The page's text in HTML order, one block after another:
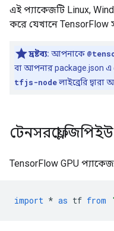
এই প্যাকেজটি Linux,
করে যেখানে TensorFlow
দ্রষ্টব্য: আপনাকে
বা আপনার package.json এ
tfjs-nodeলাইব্রেরি
টেনসরফ্লো জিপিইউ
TensorFlow GPU
import * as tf from